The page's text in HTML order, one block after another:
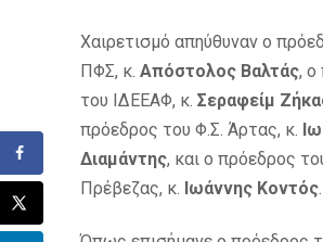
Χαιρετισμό απηύθυναν ο
ΠΦΣ, κ. Απόστολος Βαλτάς, ο
του ΙΔΕΕΑΦ, κ. Σεραφείμ
πρόεδρος του Φ.Σ. Άρτας, κ.
Διαμάντης, και ο πρόεδρος
Πρέβεζας, κ. Ιωάννης Κοντός